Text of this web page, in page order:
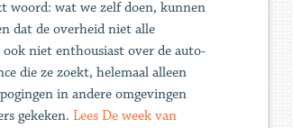
woord: wat we zelf doen, kunnen
dat de overheid niet alle
niet enthousiast over de auto-
die ze zoekt, helemaal alleen
in andere omgevingen
gekeken. Lees De week van